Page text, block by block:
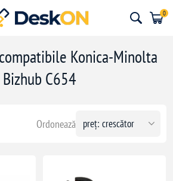
0
Konica-Minolta
Bizhub C654
Ordonează